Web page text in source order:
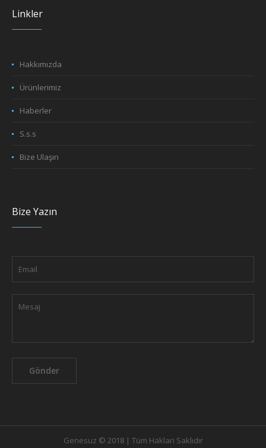
Linkler
Hakkımızda
Ürünlerimiz
Haberler
S.s.s
Bize Ulaşın
Bize Yazın
Genesuz © 2018 | Tüm Hakları Saklıdır